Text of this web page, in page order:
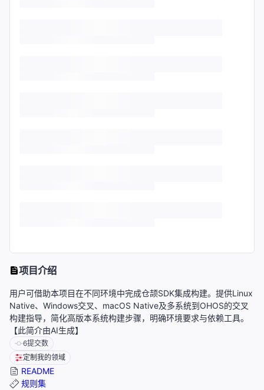
项目介绍
用户可借助本项目在不同环境中完成仓颉SDK集成构建。提供Linux
Native、Windows交叉、macOS Native及多系统到OHOS的交叉
构建指导，简化高版本系统构建步骤，明确环境要求与依赖工具。
【此简介由AI生成】
6提交数
定制我的领域
README
规则集